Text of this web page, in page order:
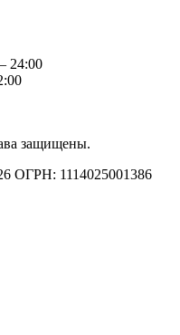
24:00
защищены.
1114025001386